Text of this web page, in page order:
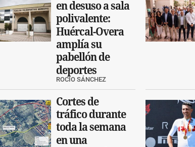
en desuso a sala
polivalente:
Huércal-Overa
amplía su
pabellón de
deportes
ROCÍO SÁNCHEZ
Cortes de
tráfico durante
toda la semana
en una